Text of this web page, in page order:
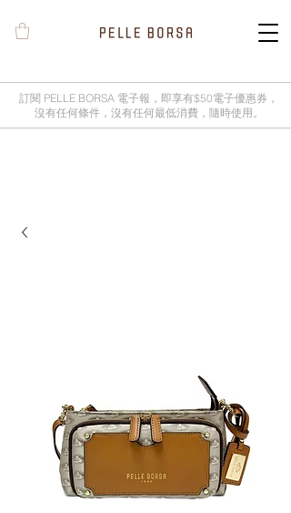
訂閱 PELLE BORSA 電子報，即享有$50電子優惠券，
沒有任何條件，沒有任何最低消費，隨時使用。